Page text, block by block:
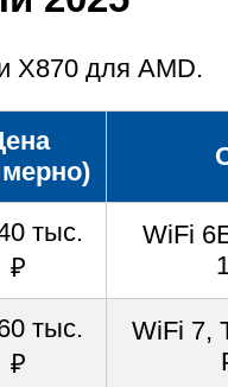
X870 для AMD.
тыс.
₽
WiFi
тыс.
₽
WiFi 7,